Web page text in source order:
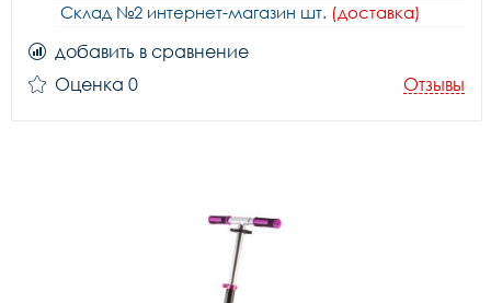
Склад №2 интернет-магазин шт. (доставка)
добавить в сравнение
Оценка 0
Отзывы